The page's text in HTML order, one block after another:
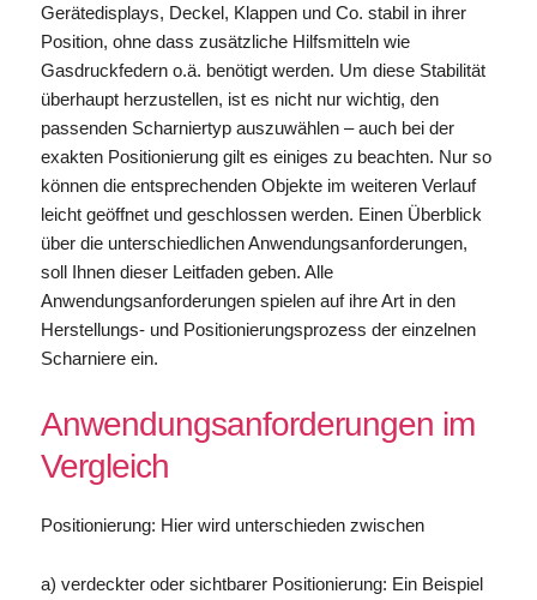
Gerätedisplays, Deckel, Klappen und Co. stabil in ihrer
Position, ohne dass zusätzliche Hilfsmitteln wie
Gasdruckfedern o.ä. benötigt werden. Um diese Stabilität
überhaupt herzustellen, ist es nicht nur wichtig, den
passenden Scharniertyp auszuwählen – auch bei der
exakten Positionierung gilt es einiges zu beachten. Nur so
können die entsprechenden Objekte im weiteren Verlauf
leicht geöffnet und geschlossen werden. Einen Überblick
über die unterschiedlichen Anwendungsanforderungen,
soll Ihnen dieser Leitfaden geben. Alle
Anwendungsanforderungen spielen auf ihre Art in den
Herstellungs- und Positionierungsprozess der einzelnen
Scharniere ein.
Anwendungsanforderungen im
Vergleich
Positionierung: Hier wird unterschieden zwischen
a) verdeckter oder sichtbarer Positionierung: Ein Beispiel